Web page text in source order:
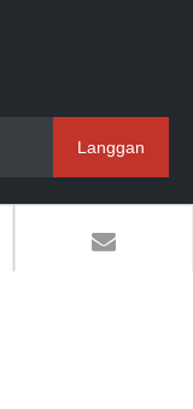
Langgan